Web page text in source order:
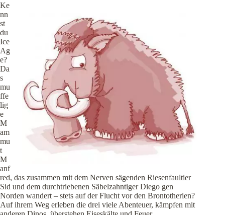
Ke
nn
st
du
Ice
Ag
e?
Da
s
mu
ffe
lig
e
M
am
mu
t
M
anf
red, das zusammen mit dem Nerven sägenden Riesenfaultier
Sid und dem durchtriebenen Säbelzahntiger Diego gen
Norden wandert – stets auf der Flucht vor den Brontotherien?
Auf ihrem Weg erleben die drei viele Abenteuer, kämpfen mit